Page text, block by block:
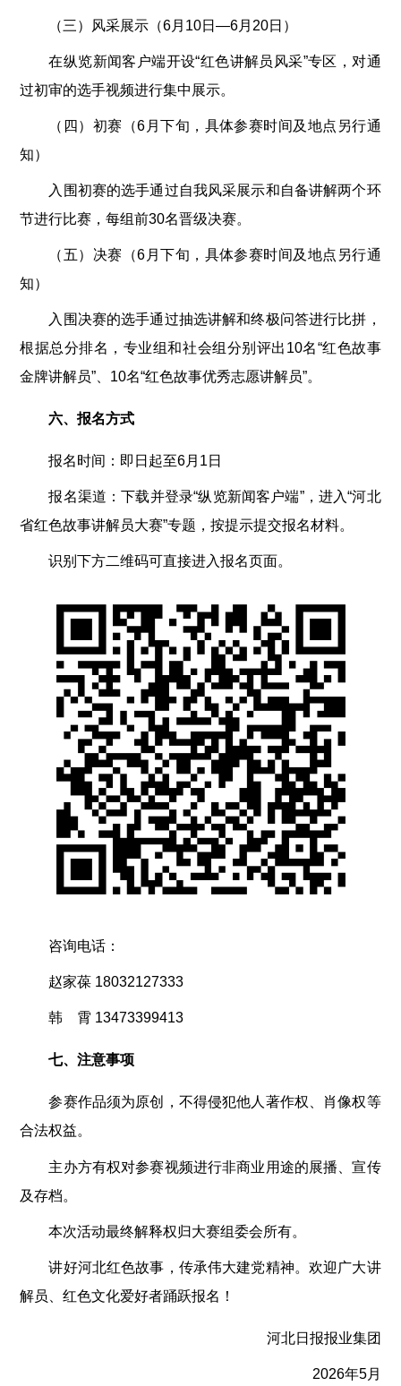
（三）风采展示（6月10日—6月20日）
在纵览新闻客户端开设“红色讲解员风采”专区，对通
过初审的选手视频进行集中展示。
（四）初赛（6月下旬，具体参赛时间及地点另行通
知）
入围初赛的选手通过自我风采展示和自备讲解两个环
节进行比赛，每组前30名晋级决赛。
（五）决赛（6月下旬，具体参赛时间及地点另行通
知）
入围决赛的选手通过抽选讲解和终极问答进行比拼，
根据总分排名，专业组和社会组分别评出10名“红色故事
金牌讲解员”、10名“红色故事优秀志愿讲解员”。
六、报名方式
报名时间：即日起至6月1日
报名渠道：下载并登录“纵览新闻客户端”，进入“河北
省红色故事讲解员大赛”专题，按提示提交报名材料。
识别下方二维码可直接进入报名页面。
咨询电话：
赵家葆 18032127333
韩 霄 13473399413
七、注意事项
参赛作品须为原创，不得侵犯他人著作权、肖像权等
合法权益。
主办方有权对参赛视频进行非商业用途的展播、宣传
及存档。
本次活动最终解释权归大赛组委会所有。
讲好河北红色故事，传承伟大建党精神。欢迎广大讲
解员、红色文化爱好者踊跃报名！
河北日报报业集团
2026年5月